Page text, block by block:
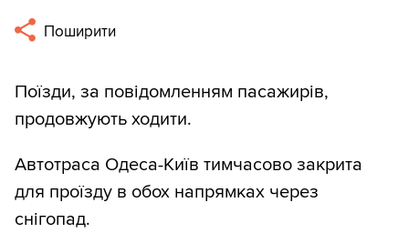
Поширити
Поїзди, за повідомленням пасажирів,
продовжують ходити.
Автотраса Одеса-Київ тимчасово закрита
для проїзду в обох напрямках через
снігопад.